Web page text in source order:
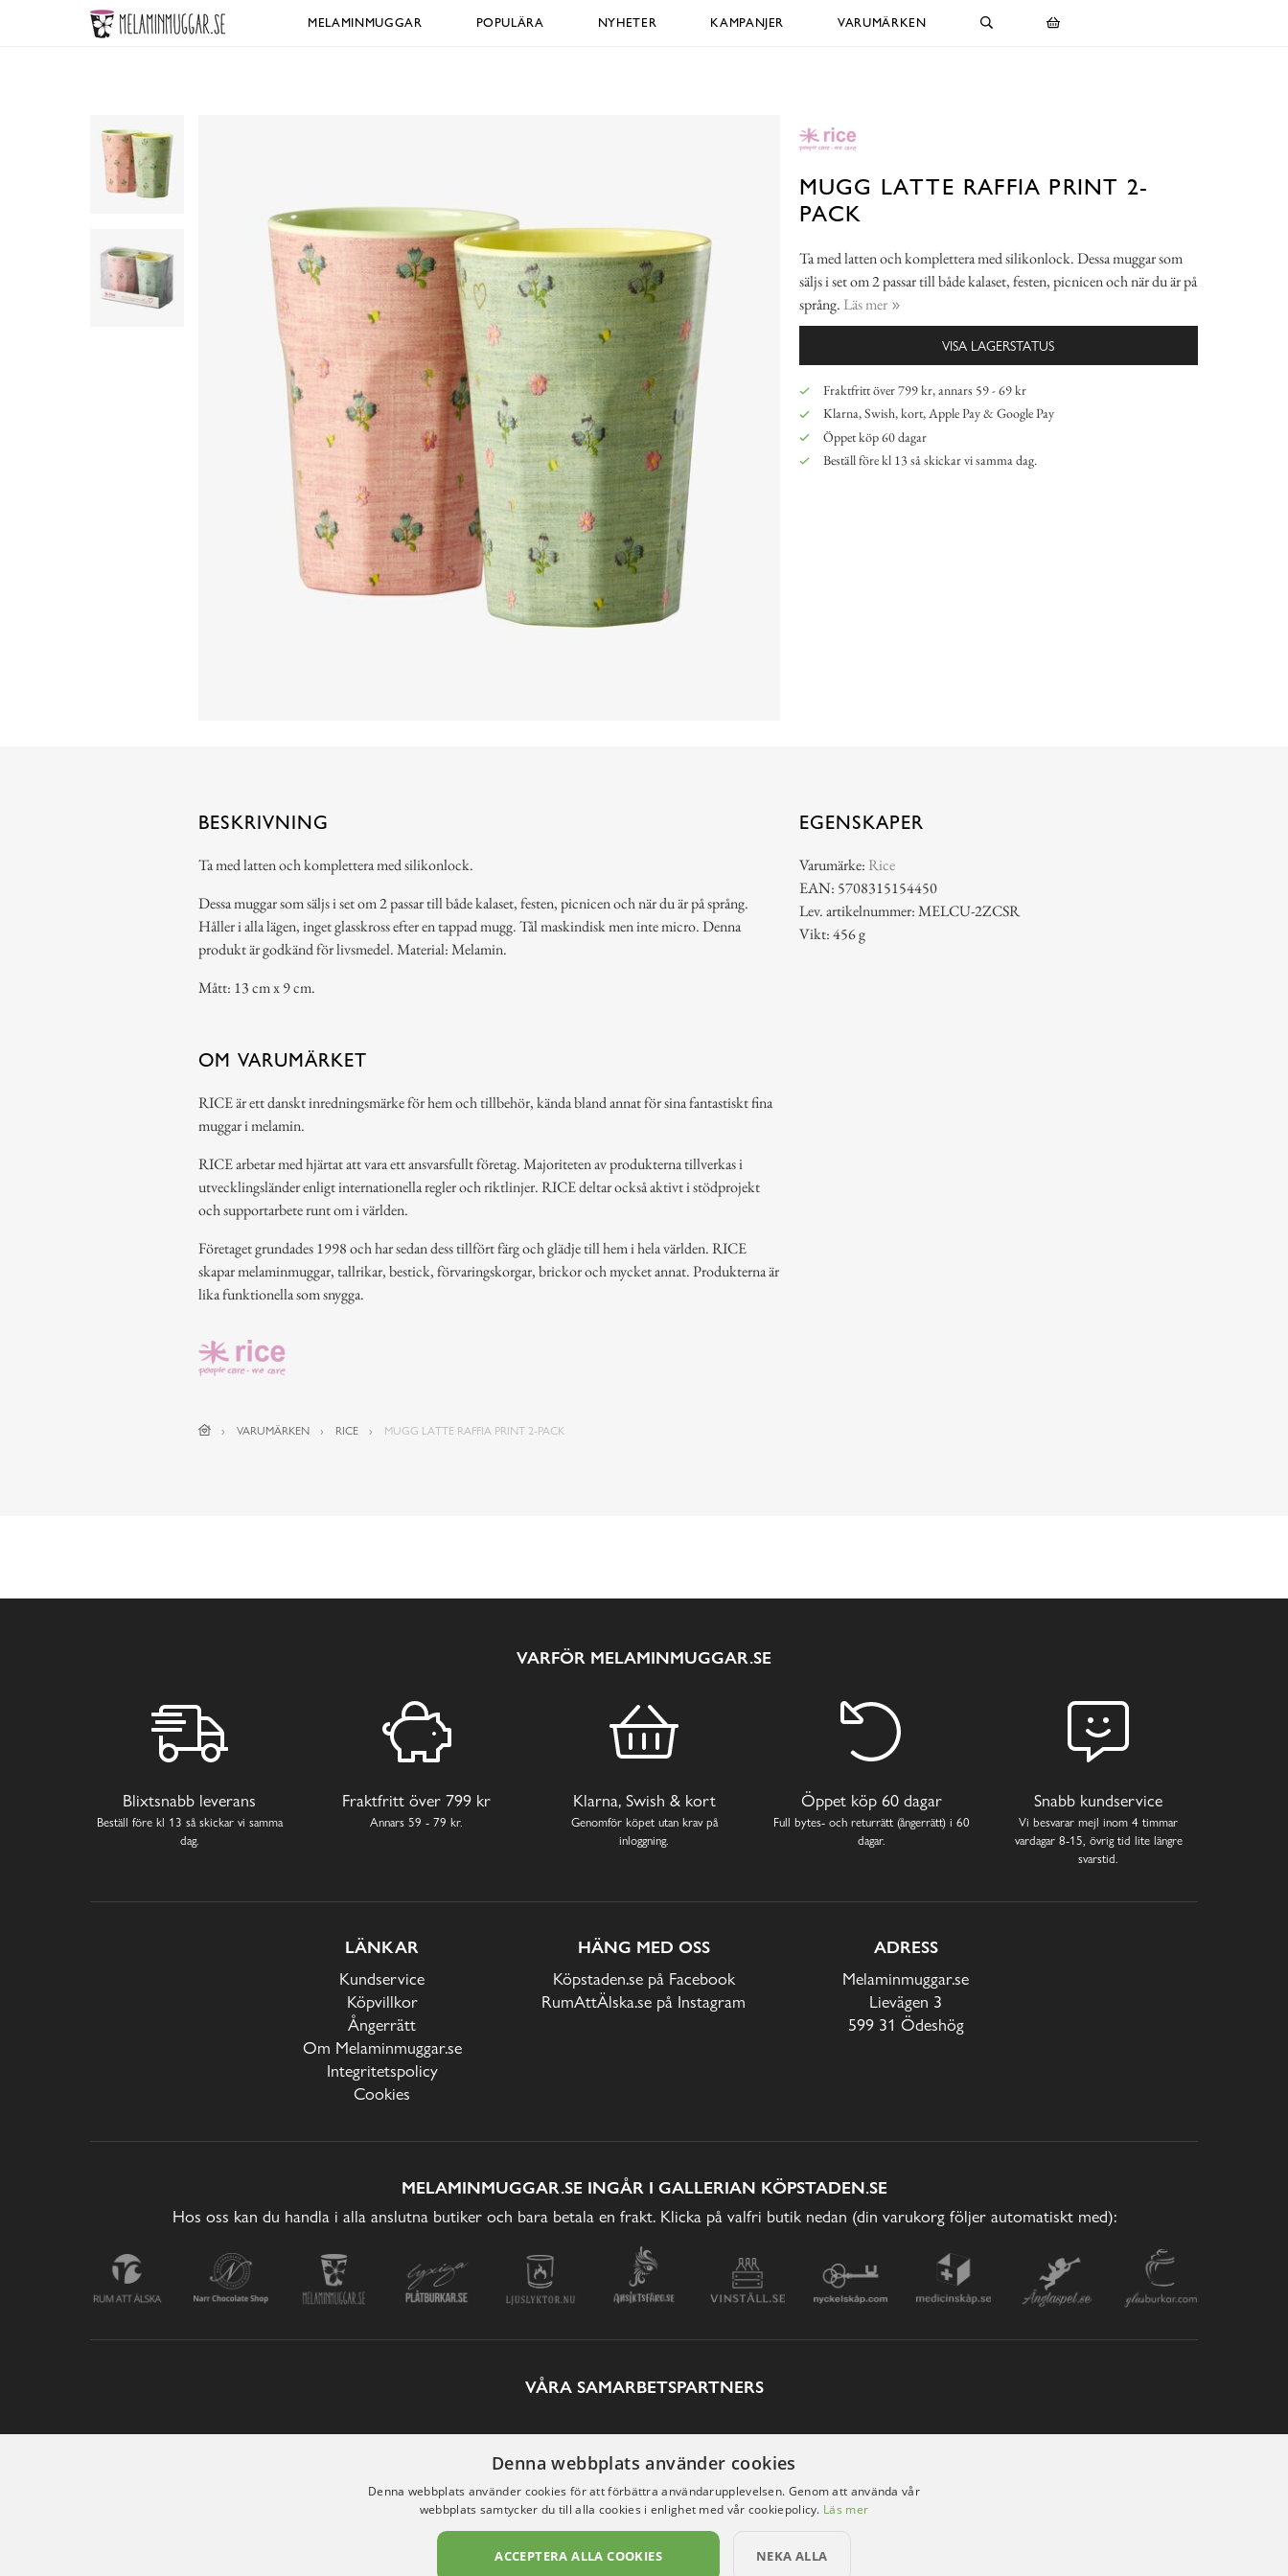
MELAMINMUGGAR POPULÄRA NYHETER KAMPANJER VARUMÄRKEN
MUGG LATTE RAFFIA PRINT 2-
PACK
Ta med latten och komplettera med silikonlock. Dessa muggar som
säljs i set om 2 passar till både kalaset, festen, picnicen och när du är på
språng. Läs mer
VISA LAGERSTATUS
Fraktfritt över 799 kr, annars 59 - 69 kr
Klarna, Swish, kort, Apple Pay & Google Pay
Öppet köp 60 dagar
Beställ före kl 13 så skickar vi samma dag.
BESKRIVNING
Ta med latten och komplettera med silikonlock.
Dessa muggar som säljs i set om 2 passar till både kalaset, festen, picnicen och när du är på språng.
Håller i alla lägen, inget glasskross efter en tappad mugg. Tål maskindisk men inte micro. Denna
produkt är godkänd för livsmedel. Material: Melamin.
Mått: 13 cm x 9 cm.
EGENSKAPER
Varumärke: Rice
EAN: 5708315154450
Lev. artikelnummer: MELCU-2ZCSR
Vikt: 456 g
OM VARUMÄRKET
RICE är ett danskt inredningsmärke för hem och tillbehör, kända bland annat för sina fantastiskt fina
muggar i melamin.
RICE arbetar med hjärtat att vara ett ansvarsfullt företag. Majoriteten av produkterna tillverkas i
utvecklingsländer enligt internationella regler och riktlinjer. RICE deltar också aktivt i stödprojekt
och supportarbete runt om i världen.
Företaget grundades 1998 och har sedan dess tillfört färg och glädje till hem i hela världen. RICE
skapar melaminmuggar, tallrikar, bestick, förvaringskorgar, brickor och mycket annat. Produkterna är
lika funktionella som snygga.
VARUMÄRKEN RICE MUGG LATTE RAFFIA PRINT 2-PACK
VARFÖR MELAMINMUGGAR.SE
Blixtsnabb leverans
Beställ före kl 13 så skickar vi samma
dag.
Fraktfritt över 799 kr
Annars 59 - 79 kr.
Klarna, Swish & kort
Genomför köpet utan krav på
inloggning.
Öppet köp 60 dagar
Full bytes- och returrätt (ångerrätt) i 60
dagar.
Snabb kundservice
Vi besvarar mejl inom 4 timmar
vardagar 8-15, övrig tid lite längre
svarstid.
LÄNKAR
Kundservice
Köpvillkor
Ångerrätt
Om Melaminmuggar.se
Integritetspolicy
Cookies
HÄNG MED OSS
Köpstaden.se på Facebook
RumAttÄlska.se på Instagram
ADRESS
Melaminmuggar.se
Lievägen 3
599 31 Ödeshög
MELAMINMUGGAR.SE INGÅR I GALLERIAN KÖPSTADEN.SE
Hos oss kan du handla i alla anslutna butiker och bara betala en frakt. Klicka på valfri butik nedan (din varukorg följer automatiskt med):
VÅRA SAMARBETSPARTNERS
Denna webbplats använder cookies
Denna webbplats använder cookies för att förbättra användarupplevelsen. Genom att använda vår
webbplats samtycker du till alla cookies i enlighet med vår cookiepolicy. Läs mer
ACCEPTERA ALLA COOKIES NEKA ALLA